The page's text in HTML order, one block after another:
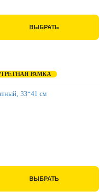
ВЫБРАТЬ
РАМКА
ВЫБРАТЬ